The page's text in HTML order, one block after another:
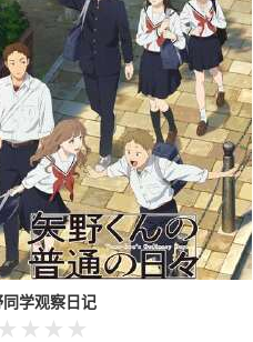
学观察日记
★ ★ ★ ★